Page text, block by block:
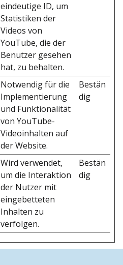
eindeutige ID, um
Statistiken der
Videos von
YouTube, die der
Benutzer gesehen
hat, zu behalten.
Notwendig für die
Implementierung
und Funktionalität
von YouTube-
Videoinhalten auf
der Website.
Bestän
dig
Wird verwendet,
um die Interaktion
der Nutzer mit
eingebetteten
Inhalten zu
verfolgen.
Bestän
dig